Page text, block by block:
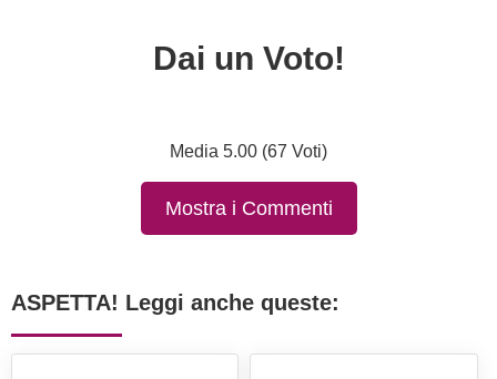
Dai un Voto!
Media 5.00 (67 Voti)
Mostra i Commenti
ASPETTA! Leggi anche queste: